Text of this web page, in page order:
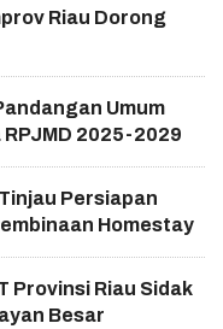
Riau Dorong
Umum
2025-2029
Persiapan
Homestay
Provinsi Riau Sidak
Besar